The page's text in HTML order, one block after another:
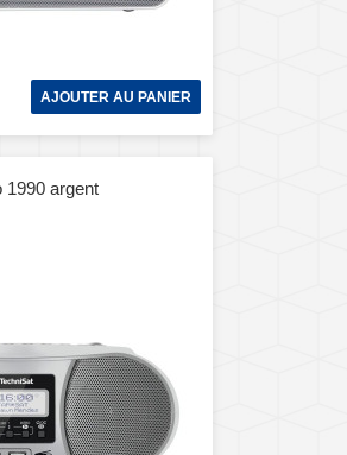
AJOUTER AU PANIER
1990 argent